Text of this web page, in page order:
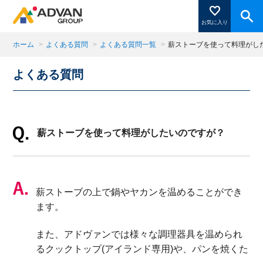
お気に入り
商品ページにある「お気に入り登録」を押すと登録した
商品がここに表示されます。
ホーム > よくある質問 > よくある質問一覧 > 薪ストーブを使って料理がし
よくある質問
薪ストーブを使って料理がしたいのですが？
薪ストーブの上で鍋やヤカンを温めることができ
ます。
また、アドヴァンでは様々な調理器具を温められ
るクックトップ(アイランド専用)や、パンを焼くた